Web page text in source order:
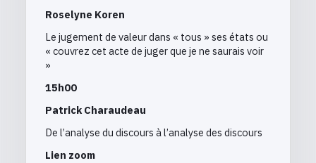
Roselyne Koren
Le jugement de valeur dans « tous » ses états ou
« couvrez cet acte de juger que je ne saurais voir
»
15h00
Patrick Charaudeau
De l’analyse du discours à l’analyse des discours
Lien zoom